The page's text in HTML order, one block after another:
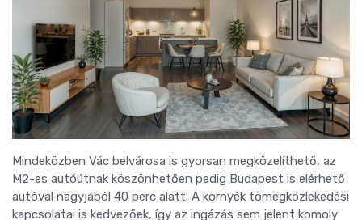
Mindeközben Vác belvárosa is gyorsan megközelíthető, az
M2-es autóútnak köszönhetően pedig Budapest is elérhető
autóval nagyjából 40 perc alatt. A környék tömegközlekedési
kapcsolatai is kedvezőek, így az ingázás sem jelent komoly